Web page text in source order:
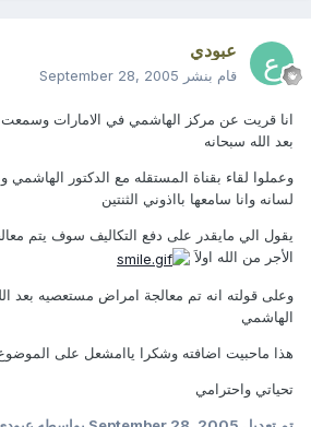
عبودي
قام بنشر September 28, 2005
انا قريت عن مركز الهاشمي في الامارات وسمعت
بعد الله سبحانه
وعملوا لقاء بقناة المستقله مع الدكتور الهاشمي
لسانه وانا سامعها بااذوني الثنتين
يقول الي مايقدر على دفع التكاليف سوف يتم
الأجر من الله اولاَ
وعلى قولته انه تم معالجة امراض مستعصيه بعد
الهاشمي
هذا ماحبيت اضافته وشكرا ياامشعل على
تحياتي واحترامي